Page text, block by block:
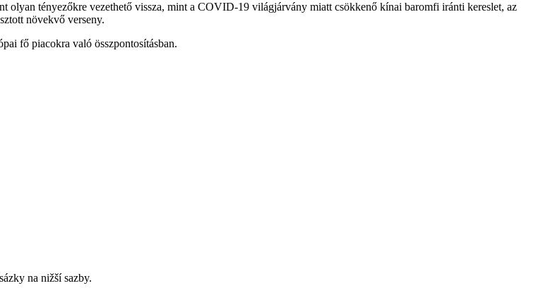
olyan tényezőkre vezethető vissza, mint a COVID-19 világjárvány miatt csökkenő kínai baromfi iránti kereslet, az
növekvő verseny.
fő piacokra való összpontosításban.
na nižší sazby.